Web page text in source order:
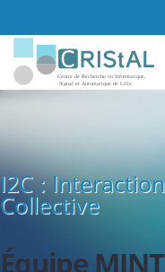
I2C :
Collective
Équipe MINT